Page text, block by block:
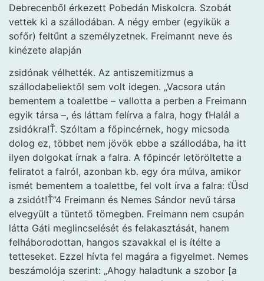
Debrecenből érkezett Pobedán Miskolcra. Szobát
vettek ki a szállodában. A négy ember (egyikük a
sofőr) feltűnt a személyzetnek. Freimannt neve és
kinézete alapján
zsidónak vélhették. Az antiszemitizmus a
szállodabeliektől sem volt idegen. „Vacsora után
bementem a toalettbe – vallotta a perben a Freimann
egyik társa –, és láttam felírva a falra, hogy ťHalál a
zsidókra!Ť. Szóltam a főpincérnek, hogy micsoda
dolog ez, többet nem jövök ebbe a szállodába, ha itt
ilyen dolgokat írnak a falra. A főpincér letöröltette a
feliratot a falról, azonban kb. egy óra múlva, amikor
ismét bementem a toalettbe, fel volt írva a falra: ťÜsd
a zsidót!Ť”4 Freimann és Nemes Sándor nevű társa
elvegyült a tüntető tömegben. Freimann nem csupán
látta Gáti meglincselését és felakasztását, hanem
felháborodottan, hangos szavakkal el is ítélte a
tetteseket. Ezzel hívta fel magára a figyelmet. Nemes
beszámolója szerint: „Ahogy haladtunk a szobor [a